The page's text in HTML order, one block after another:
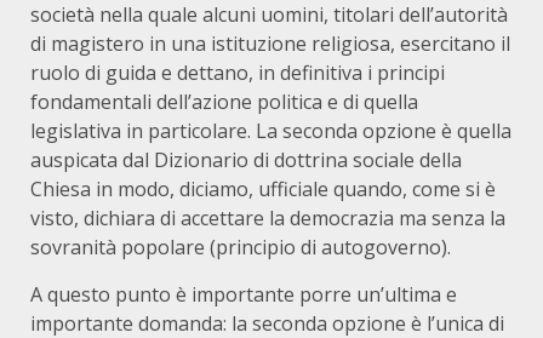
società nella quale alcuni uomini, titolari dell’autorità
di magistero in una istituzione religiosa, esercitano il
ruolo di guida e dettano, in definitiva i principi
fondamentali dell’azione politica e di quella
legislativa in particolare. La seconda opzione è quella
auspicata dal Dizionario di dottrina sociale della
Chiesa in modo, diciamo, ufficiale quando, come si è
visto, dichiara di accettare la democrazia ma senza la
sovranità popolare (principio di autogoverno).
A questo punto è importante porre un’ultima e
importante domanda: la seconda opzione è l’unica di